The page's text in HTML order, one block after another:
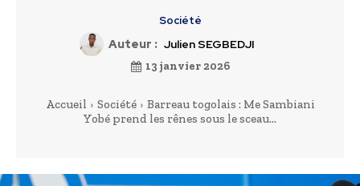
Société
Auteur : Julien SEGBEDJI
13 janvier 2026
Accueil Société
Barreau togolais : Me Sambiani
Yobé prend les rênes sous le sceau...